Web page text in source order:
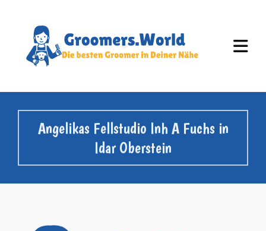
Angelikas Fellstudio Inh A Fuchs in
Idar Oberstein